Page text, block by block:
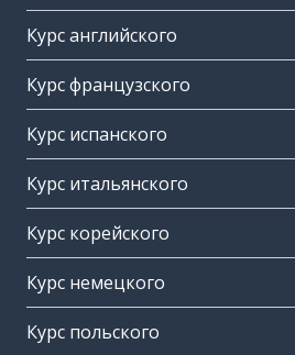
Курс английского
Курс французского
Курс испанского
Курс итальянского
Курс корейского
Курс немецкого
Курс польского